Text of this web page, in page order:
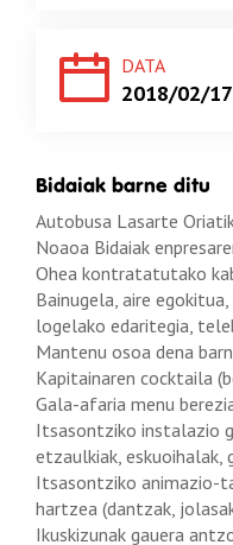
DATA
2018/02/17
Bidaiak barne ditu
Autobusa Lasarte
Noaoa Bidaiak
Ohea kontratatutako
Bainugela, aire
logelako edaritegia,
Mantenu osoa dena
Kapitainaren cocktaila
Gala-afaria menu
Itsasontziko instalazio
etzaulkiak, eskuoihalak,
Itsasontziko animazio-
hartzea (dantzak,
Ikuskizunak gauera